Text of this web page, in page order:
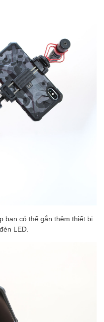
bạn có thể gắn thêm thiết bị
LED.